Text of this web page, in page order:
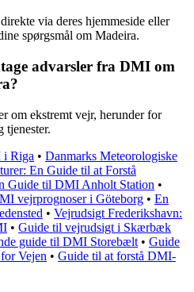
via deres hjemmeside eller
spørgsmål om Madeira.
advarsler fra DMI om
om ekstremt vejr, herunder for
tjenester.
i Riga • Danmarks Meteorologiske
En Guide til at Forstå
Guide til DMI Anholt Station •
vejrprognoser i Göteborg • En
• Vejrudsigt Frederikshavn:
• Guide til vejrudsigt i Skærbæk
guide til DMI Storebælt • Guide
Vejen • Guide til at forstå DMI-